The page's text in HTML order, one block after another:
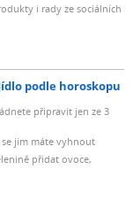
i rady ze sociálních
podle horoskopu
připravit jen ze 3
se jim máte vyhnout
přidat ovoce,